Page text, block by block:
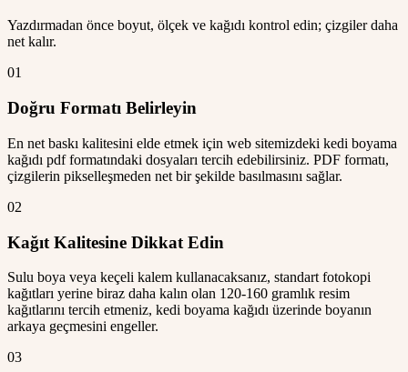
Yazdırmadan önce boyut, ölçek ve kağıdı kontrol edin; çizgiler daha
net kalır.
01
Doğru Formatı Belirleyin
En net baskı kalitesini elde etmek için web sitemizdeki kedi boyama
kağıdı pdf formatındaki dosyaları tercih edebilirsiniz. PDF formatı,
çizgilerin pikselleşmeden net bir şekilde basılmasını sağlar.
02
Kağıt Kalitesine Dikkat Edin
Sulu boya veya keçeli kalem kullanacaksanız, standart fotokopi
kağıtları yerine biraz daha kalın olan 120-160 gramlık resim
kağıtlarını tercih etmeniz, kedi boyama kağıdı üzerinde boyanın
arkaya geçmesini engeller.
03